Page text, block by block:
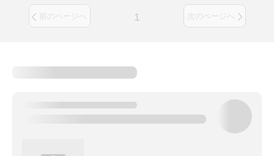
前のページへ 1 次のページへ